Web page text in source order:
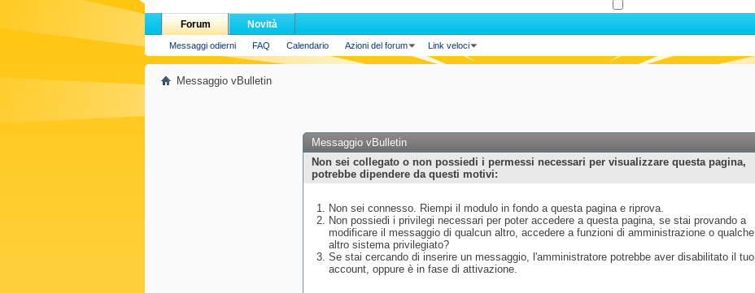
Forum
Messaggi odierni FAQ Calendario Azioni del forum Link veloci
Novità
Messaggio vBulletin
Messaggio vBulletin
Non sei collegato o non possiedi i permessi necessari per visualizzare questa pagina,
potrebbe dipendere da questi motivi:
Non sei connesso. Riempi il modulo in fondo a questa pagina e riprova.
Non possiedi i privilegi necessari per poter accedere a questa pagina, se stai provando a
modificare il messaggio di qualcun altro, accedere a funzioni di amministrazione o qualche
altro sistema privilegiato?
Se stai cercando di inserire un messaggio, l'amministratore potrebbe aver disabilitato il tuo
account, oppure è in fase di attivazione.